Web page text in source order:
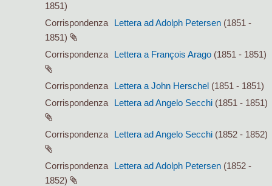
1851)
Corrispondenza
Lettera ad Adolph Petersen (1851 -
1851)
Corrispondenza
Lettera a François Arago (1851 - 1851)
Corrispondenza Lettera a John Herschel (1851 - 1851)
Corrispondenza
Lettera ad Angelo Secchi (1851 - 1851)
Corrispondenza Lettera ad Angelo Secchi (1852 - 1852)
Corrispondenza Lettera ad Adolph Petersen (1852 -
1852)